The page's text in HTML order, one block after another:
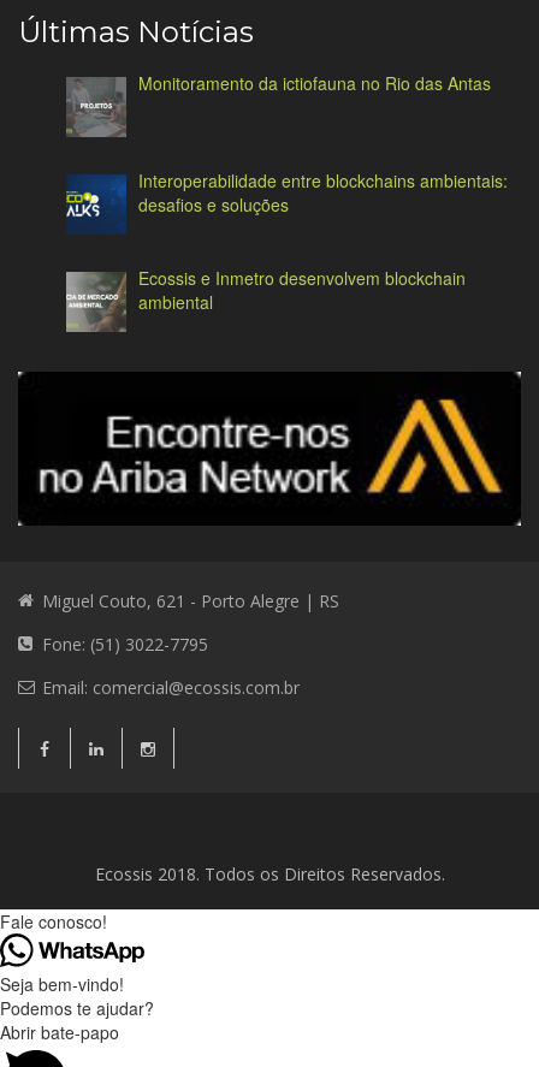
Últimas Notícias
Monitoramento da ictiofauna no Rio das Antas
Interoperabilidade entre blockchains ambientais:
desafios e soluções
Ecossis e Inmetro desenvolvem blockchain
ambiental
Miguel Couto, 621 - Porto Alegre | RS
Fone: (51) 3022-7795
Email: comercial@ecossis.com.br
Ecossis 2018. Todos os Direitos Reservados.
Fale conosco!
Seja bem-vindo!
Podemos te ajudar?
Abrir bate-papo